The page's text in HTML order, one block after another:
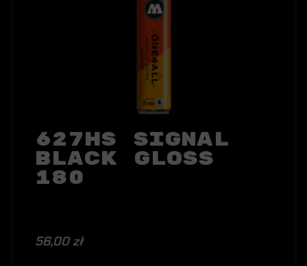
627HS Signal
Black Gloss
180
56,00 zł